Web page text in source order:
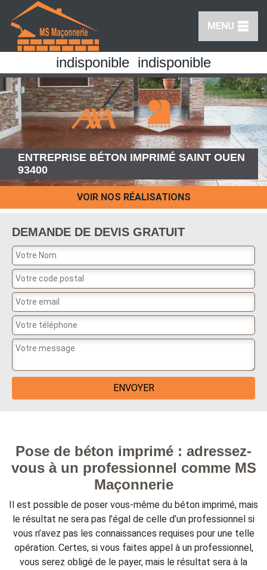
MENU
indisponible indisponible
ENTREPRISE BÉTON IMPRIMÉ SAINT OUEN
93400
VOIR NOS RÉALISATIONS
DEMANDE DE DEVIS GRATUIT
Pose de béton imprimé : adressez-
vous à un professionnel comme MS
Maçonnerie
Il est possible de poser vous-même du béton imprimé, mais
le résultat ne sera pas l’égal de celle d’un professionnel si
vous n’avez pas les connaissances requises pour une telle
opération. Certes, si vous faites appel à un professionnel,
vous serez obligé de le payer, mais le résultat sera à la